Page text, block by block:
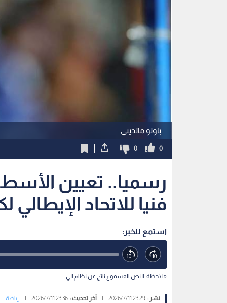
باولو مالديني
0
0
رسميا.. تعيين
فنيا للاتحاد الإيطالي
استمع للخبر:
ملاحظة: النص المسموع ناتج عن نظام آلي
نشر :23:29 2026/7/11 آخر تحديث :23:36 2026/7/11 رياضة